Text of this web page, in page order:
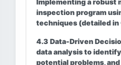
Implementing a robust
inspection program
techniques (detailed in
4.3 Data-Driven
data analysis to
potential problems,